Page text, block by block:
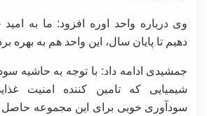
وی درباره واحد اوره افزود: ما به
دهیم تا پایان سال، این واحد هم به بهره
جمشیدی ادامه داد: با توجه به حاشیه
شیمیایی که تامین کننده امنیت
سودآوری خوبی برای این مجموعه حاصل